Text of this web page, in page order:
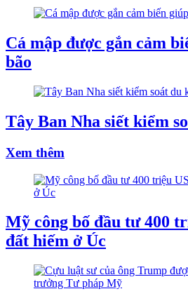
Cá mập được gắn cảm
bão
Tây Ban Nha siết kiểm
Xem thêm
Mỹ công bố đầu tư 400
đất hiếm ở Úc